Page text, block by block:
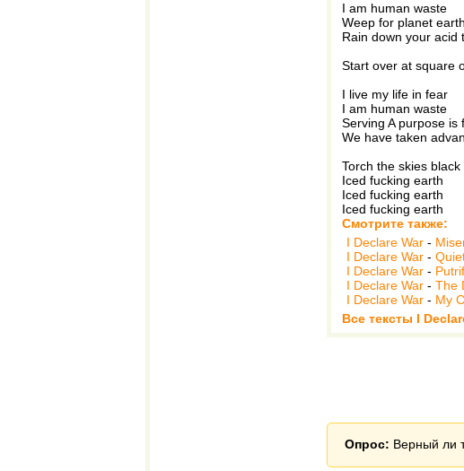
I am human waste
Weep for planet earth
Rain down your acid
Start over at square
I live my life in fear
I am human waste
Serving A purpose is
We have taken
Torch the skies black
Iced fucking earth
Iced fucking earth
Iced fucking earth
Смотрите также:
I Declare War -
I Declare War -
I Declare War -
I Declare War - The
I Declare War - My
Все тексты I
Опрос: Верный ли